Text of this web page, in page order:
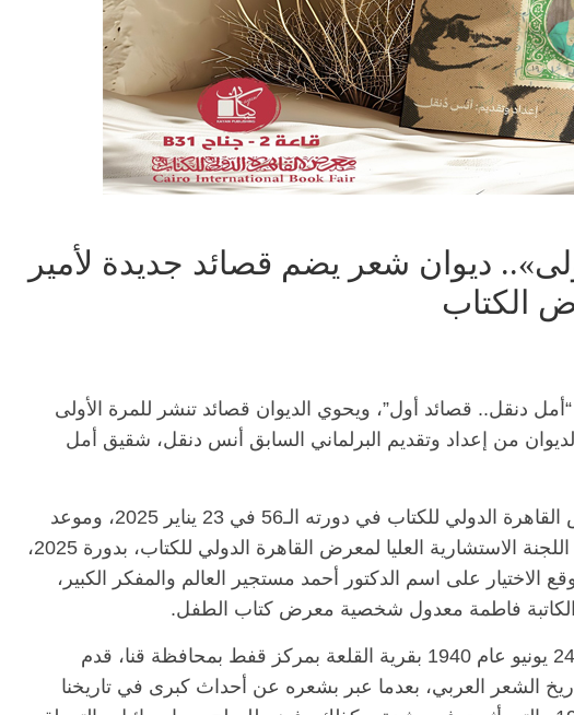
ديوان شعر يضم قصائد جديدة لأمير
الكتاب
دنقل.. قصائد أول”، ويحوي الديوان قصائد تنشر للمرة الأولى
من إعداد وتقديم البرلماني السابق أنس دنقل، شقيق أمل
يذكر أنه سيكون موعد افتتاح معرض القاهرة الدولي للكتاب في دورته الـ56 في 23 يناير 2025، وموعد
الختام في 6 فبراير 2025، واختارت اللجنة الاستشارية العليا لمعرض القاهرة الدولي للكتاب، بدورة 2025،
الاختيار على اسم الدكتور أحمد مستجير العالم والمفكر الكبير،
فاطمة معدول شخصية معرض كتاب الطفل.
يشار إلى أن أمل دنقل المولود في 24 يونيو عام 1940 بقرية القلعة بمركز قفط بمحافظة قنا، قدم
الشعر العربي، بعدما عبر بشعره عن أحداث كبرى في تاريخنا